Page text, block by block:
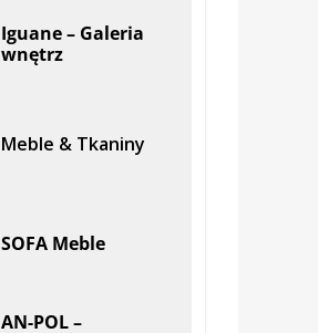
Iguane – Galeria
wnętrz
Meble & Tkaniny
SOFA Meble
AN-POL –